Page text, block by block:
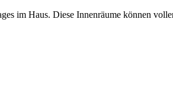
im Haus. Diese Innenräume können